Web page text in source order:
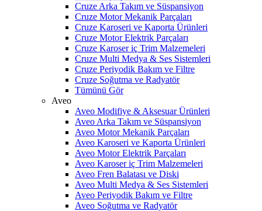
Cruze Arka Takım ve Süspansiyon
Cruze Motor Mekanik Parçaları
Cruze Karoseri ve Kaporta Ürünleri
Cruze Motor Elektrik Parçaları
Cruze Karoser iç Trim Malzemeleri
Cruze Multi Medya & Ses Sistemleri
Cruze Periyodik Bakım ve Filtre
Cruze Soğutma ve Radyatör
Tümünü Gör
Aveo
Aveo Modifiye & Aksesuar Ürünleri
Aveo Arka Takım ve Süspansiyon
Aveo Motor Mekanik Parçaları
Aveo Karoseri ve Kaporta Ürünleri
Aveo Motor Elektrik Parçaları
Aveo Karoser iç Trim Malzemeleri
Aveo Fren Balatası ve Diski
Aveo Multi Medya & Ses Sistemleri
Aveo Periyodik Bakım ve Filtre
Aveo Soğutma ve Radyatör